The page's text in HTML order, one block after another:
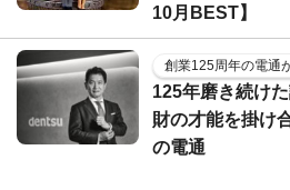
10月BEST】
創業125周年の電通
125年磨き続け
財の才能を掛け
の電通